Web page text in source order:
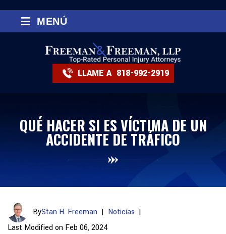
LLAME A 818-992-2919
≡ MENÚ
QUÉ HACER SI ES VÍCTIMA DE UN
ACCIDENTE DE TRÁFICO
ByStan H. Freeman | Noticias |
Last Modified on Feb 06, 2024